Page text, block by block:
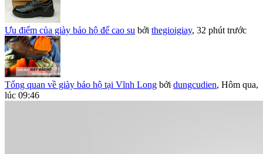
Ưu điểm của giày bảo hộ đế cao su bởi thegioigiay, 32 phút trước
Tổng quan về giày bảo hộ tại Vĩnh Long bởi dungcudien, Hôm qua,
lúc 09:46